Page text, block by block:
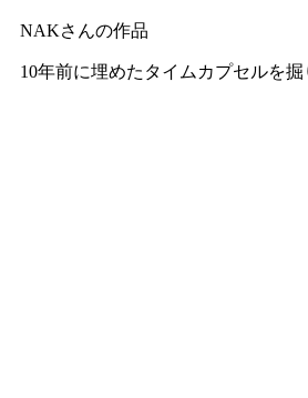
NAKさんの作品
10年前に埋めたタイムカプセルを掘